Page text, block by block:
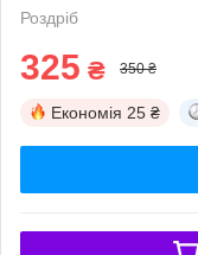
Роздріб
325 ₴ 350 ₴
Економія 25 ₴